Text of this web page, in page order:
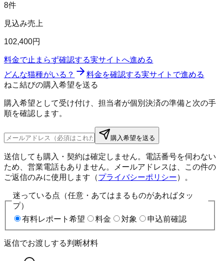
8件
見込み売上
102,400円
料金で止まらず確認する実サイトへ進める
どんな猫種がいる？
料金を確認する実サイトで進める
ねこ結びの購入希望を送る
購入希望として受け付け、担当者が個別決済の準備と次の手
順を確認します。
購入希望を送る
送信しても購入・契約は確定しません。電話番号を伺わない
ため、営業電話もありません。メールアドレスは、この件の
ご返信のみに使用します（プライバシーポリシー）。
迷っている点（任意・あてはまるものがあればタッ
プ）
有料レポート希望
料金 対象 申込前確認
返信でお渡しする判断材料